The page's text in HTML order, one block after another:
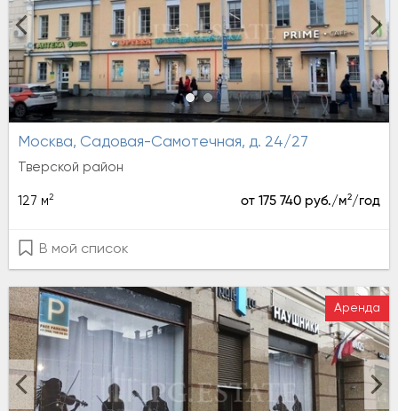
Москва, Садовая-Самотечная, д. 24/27
Тверской район
127 м2 от 175 740 руб./м2/год
В мой список
Аренда